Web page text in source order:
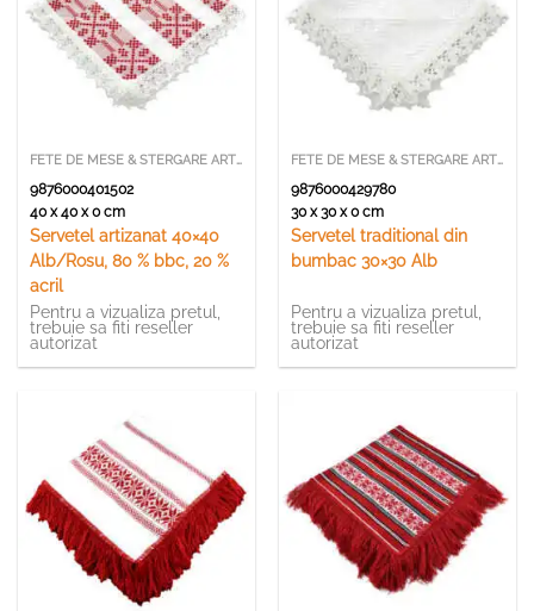
FETE DE MESE & STERGARE ARTIZANALE
9876000401502
40 x 40 x 0 cm
Servetel artizanat 40×40
Alb/Rosu, 80 % bbc, 20 %
acril
Pentru a vizualiza pretul,
trebuie sa fiti reseller
autorizat
FETE DE MESE & STERGARE ARTIZANALE
9876000429780
30 x 30 x 0 cm
Servetel traditional din
bumbac 30×30 Alb
Pentru a vizualiza pretul,
trebuie sa fiti reseller
autorizat